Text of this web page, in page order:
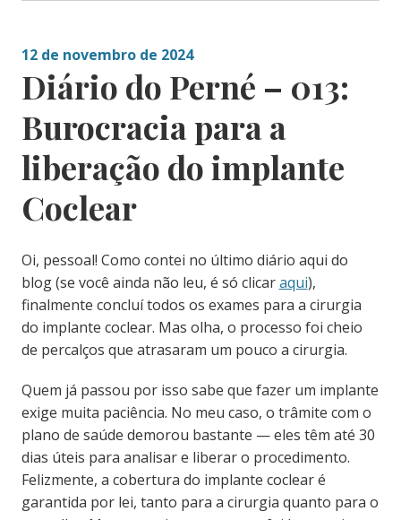
12 de novembro de 2024
Diário do Perné – 013:
Burocracia para a
liberação do implante
Coclear
Oi, pessoal! Como contei no último diário aqui do
blog (se você ainda não leu, é só clicaraqui),
finalmente concluí todos os exames para a cirurgia
do implante coclear. Mas olha, o processo foi cheio
de percalços que atrasaram um pouco a cirurgia.
Quem já passou por isso sabe que fazer um implante
exige muita paciência. No meu caso, o trâmite com o
plano de saúde demorou bastante — eles têm até 30
dias úteis para analisar e liberar o procedimento.
Felizmente, a cobertura do implante coclear é
garantida por lei, tanto para a cirurgia quanto para o